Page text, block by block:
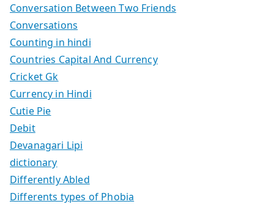
Conversation Between Two Friends
Conversations
Counting in hindi
Countries Capital And Currency
Cricket Gk
Currency in Hindi
Cutie Pie
Debit
Devanagari Lipi
dictionary
Differently Abled
Differents types of Phobia